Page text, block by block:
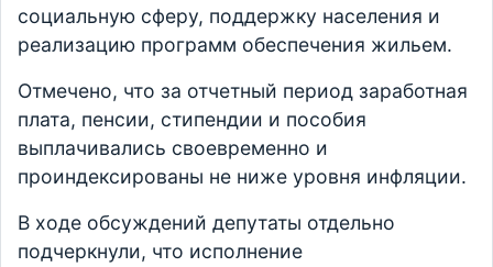
социальную сферу, поддержку населения и
реализацию программ обеспечения жильем.
Отмечено, что за отчетный период заработная
плата, пенсии, стипендии и пособия
выплачивались своевременно и
проиндексированы не ниже уровня инфляции.
В ходе обсуждений депутаты отдельно
подчеркнули, что исполнение